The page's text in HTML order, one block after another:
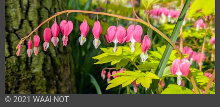
© 2021 WAAI-NOT